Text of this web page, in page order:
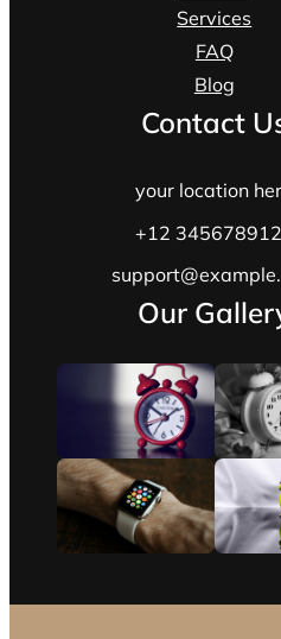
Services
FAQ
Blog
Contact
your location
+12
Our